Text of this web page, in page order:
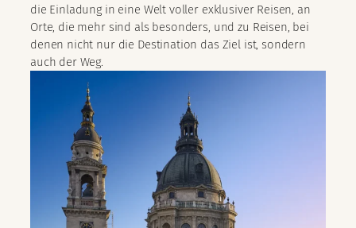
die Einladung in eine Welt voller exklusiver Reisen, an
Orte, die mehr sind als besonders, und zu Reisen, bei
denen nicht nur die Destination das Ziel ist, sondern
auch der Weg.